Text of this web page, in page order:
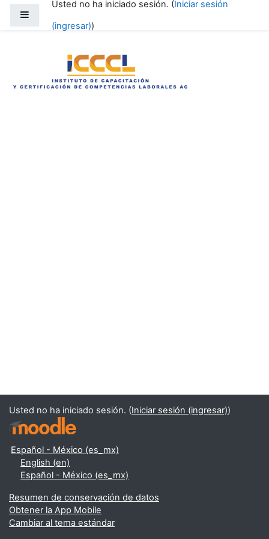
Saltar al contenido principal
Usted no ha iniciado sesión. (Iniciar sesión
(ingresar))
Usted no ha iniciado sesión. (Iniciar sesión (ingresar))
Español - México ‎(es_mx)‎
English ‎(en)‎
Español - México ‎(es_mx)‎
Resumen de conservación de datos
Obtener la App Mobile
Cambiar al tema estándar